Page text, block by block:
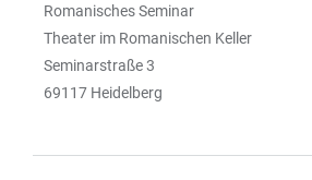
Romanisches Seminar
Theater im Romanischen Keller
Seminarstraße 3
69117 Heidelberg